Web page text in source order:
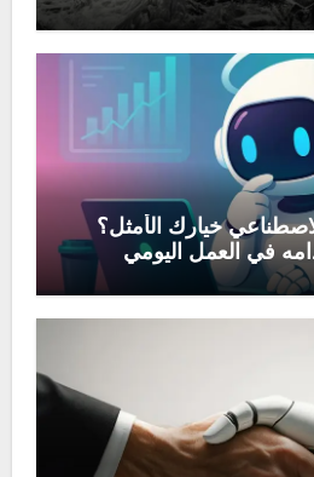
خيارك الأمثل؟
في العمل اليومي